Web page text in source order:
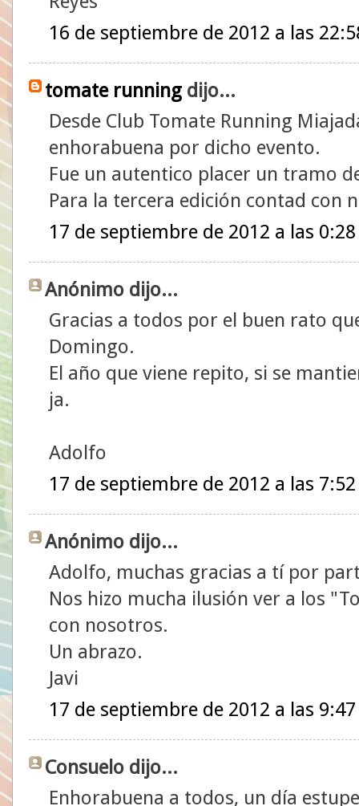
16 de septiembre de 2012 a las
tomate running dijo...
Desde Club Tomate Running
enhorabuena por dicho evento.
Fue un autentico placer un tramo
Para la tercera edición contad con
17 de septiembre de 2012 a las 0:28
Anónimo dijo...
Gracias a todos por el buen rato
Domingo.
El año que viene repito, si se
ja.
Adolfo
17 de septiembre de 2012 a las 7:52
Anónimo dijo...
Adolfo, muchas gracias a tí por
Nos hizo mucha ilusión ver a los
con nosotros.
Un abrazo.
Javi
17 de septiembre de 2012 a las 9:47
Consuelo dijo...
Enhorabuena a todos, un día